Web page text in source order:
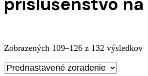
Zobrazených 109–126 z 132 výsledkov